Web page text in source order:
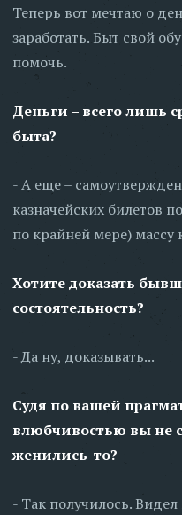
Теперь вот мечтаю о
заработать. Быт свой
помочь.
Деньги – всего лишь
быта?
- А еще –
казначейских билетов
по крайней мере) массу
Хотите доказать
состоятельность?
- Да ну, доказывать...
Судя по вашей
влюбчивостью вы не
женились-то?
- Так получилось.